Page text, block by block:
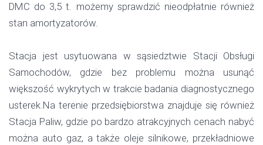
DMC do 3,5 t. możemy sprawdzić nieodpłatnie również
stan amortyzatorów.
Stacja jest usytuowana w sąsiedztwie Stacji Obsługi
Samochodów, gdzie bez problemu można usunąć
większość wykrytych w trakcie badania diagnostycznego
usterek.Na terenie przedsiębiorstwa znajduje się również
Stacja Paliw, gdzie po bardzo atrakcyjnych cenach nabyć
można auto gaz, a także oleje silnikowe, przekładniowe